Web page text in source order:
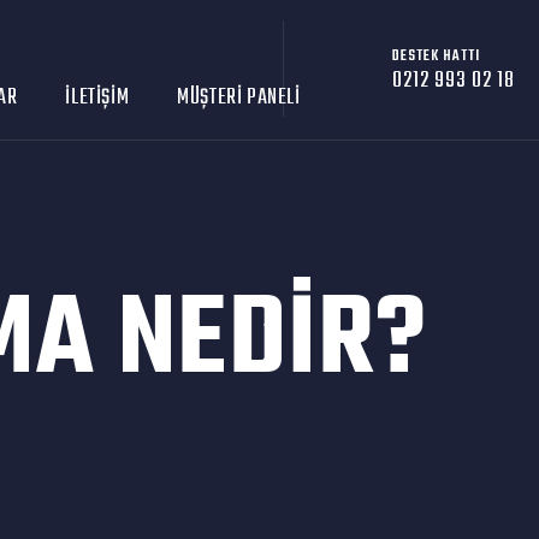
İLETIŞIM MÜŞTERI PANELI
DESTEK HATTI
0212 993 02 18
NEDIR?